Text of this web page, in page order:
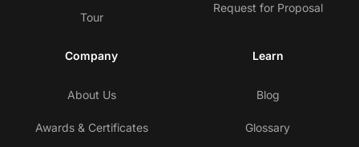
Tour
Request for Proposal
Company
About Us
Awards & Certificates
Learn
Blog
Glossary